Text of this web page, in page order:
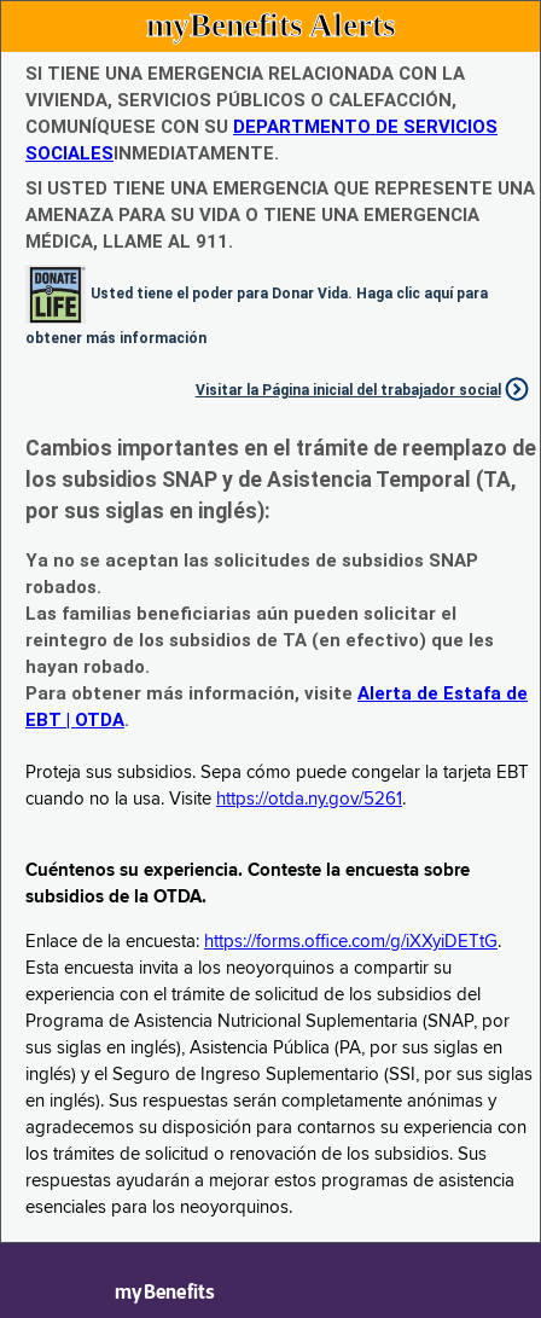
myBenefits Alerts
SI TIENE UNA EMERGENCIA RELACIONADA CON LA
VIVIENDA, SERVICIOS PÚBLICOS O CALEFACCIÓN,
COMUNÍQUESE CON SU DEPARTMENTO DE SERVICIOS
SOCIALESINMEDIATAMENTE.
SI USTED TIENE UNA EMERGENCIA QUE REPRESENTE UNA
AMENAZA PARA SU VIDA O TIENE UNA EMERGENCIA
MÉDICA, LLAME AL 911.
Usted tiene el poder para Donar Vida. Haga clic aquí para
obtener más información
Visitar la Página inicial del trabajador social
Cambios importantes en el trámite de reemplazo de
los subsidios SNAP y de Asistencia Temporal (TA,
por sus siglas en inglés):
Ya no se aceptan las solicitudes de subsidios SNAP
robados.
Las familias beneficiarias aún pueden solicitar el
reintegro de los subsidios de TA (en efectivo) que les
hayan robado.
Para obtener más información, visite Alerta de Estafa de
EBT | OTDA.
Proteja sus subsidios. Sepa cómo puede congelar la tarjeta EBT
cuando no la usa. Visite https://otda.ny.gov/5261 .
Cuéntenos su experiencia. Conteste la encuesta sobre
subsidios de la OTDA.
Enlace de la encuesta: https://forms.office.com/g/iXXyiDETtG.
Esta encuesta invita a los neoyorquinos a compartir su
experiencia con el trámite de solicitud de los subsidios del
Programa de Asistencia Nutricional Suplementaria (SNAP, por
sus siglas en inglés), Asistencia Pública (PA, por sus siglas en
inglés) y el Seguro de Ingreso Suplementario (SSI, por sus siglas
en inglés). Sus respuestas serán completamente anónimas y
agradecemos su disposición para contarnos su experiencia con
los trámites de solicitud o renovación de los subsidios. Sus
respuestas ayudarán a mejorar estos programas de asistencia
esenciales para los neoyorquinos.
myBenefits